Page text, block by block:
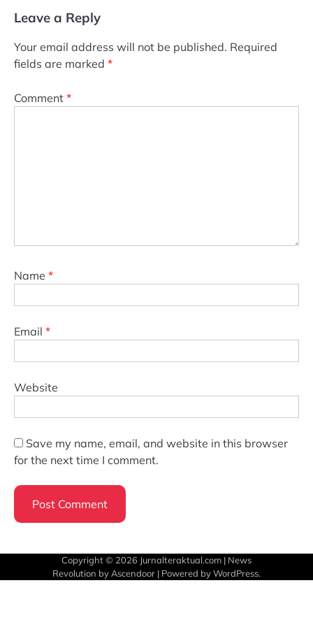
Leave a Reply
Your email address will not be published. Required
fields are marked *
Comment *
Name *
Email *
Website
Save my name, email, and website in this browser
for the next time I comment.
Copyright © 2026 Jurnalteraktual.com | News
Revolution by Ascendoor | Powered byWordPress.